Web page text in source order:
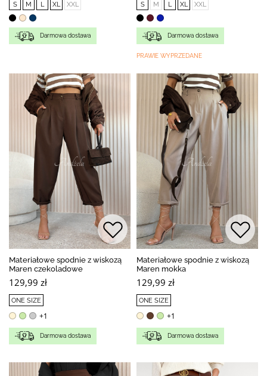
S M L XL XXL
Darmowa dostawa
S M L XL XXL
Darmowa dostawa
PRAWIE WYPRZEDANE
Materiałowe spodnie z wiskozą
Maren czekoladowe
129,99 zł
ONE SIZE
+1
Darmowa dostawa
Materiałowe spodnie z wiskozą
Maren mokka
129,99 zł
ONE SIZE
+1
Darmowa dostawa